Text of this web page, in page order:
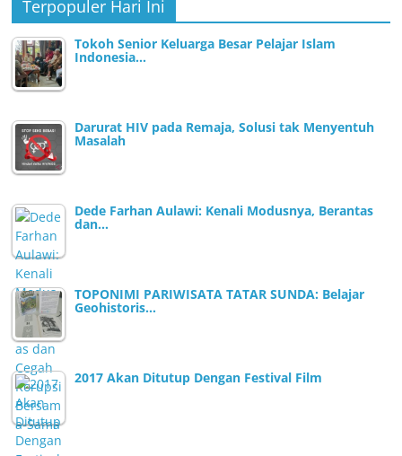
Terpopuler Hari Ini
Tokoh Senior Keluarga Besar Pelajar Islam
Indonesia…
Darurat HIV pada Remaja, Solusi tak Menyentuh
Masalah
Dede Farhan Aulawi: Kenali Modusnya, Berantas
dan…
TOPONIMI PARIWISATA TATAR SUNDA: Belajar
Geohistoris…
2017 Akan Ditutup Dengan Festival Film